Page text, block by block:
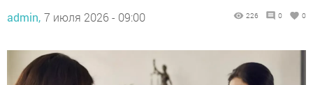
admin, 7 июля 2026 - 09:00 226 0 0